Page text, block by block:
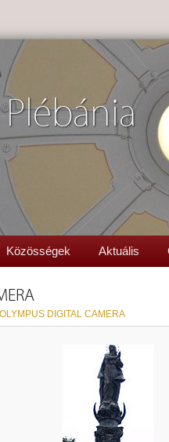
Közösségek Aktuális
OLYMPUS DIGITAL CAMERA